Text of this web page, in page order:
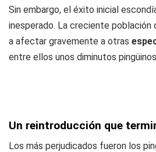
Sin embargo, el éxito inicial
inesperado. La creciente población
a afectar gravemente a otras
entre ellos unos diminutos
Un reintroducción que
Los más perjudicados fueron los